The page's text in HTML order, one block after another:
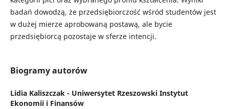
badań dowodzą, że przedsiębiorczość wśród studentów jest
w dużej mierze aprobowaną postawą, ale bycie
przedsiębiorcą pozostaje w sferze intencji.
Biogramy autorów
Lidia Kaliszczak - Uniwersytet Rzeszowski Instytut
Ekonomii i Finansów